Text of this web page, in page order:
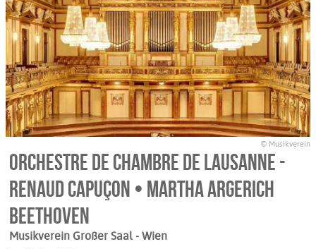
© Musikverein
Orchestre de Chambre de Lausanne -
Renaud Capuçon • Martha Argerich
Beethoven
Musikverein Großer Saal - Wien